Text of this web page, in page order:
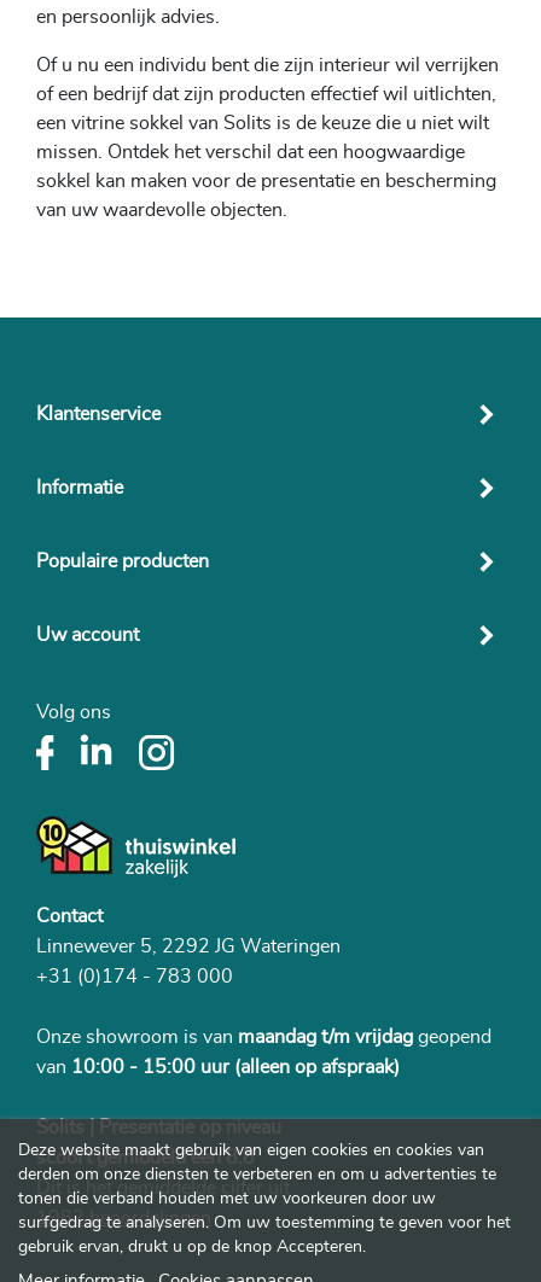
en persoonlijk advies.
Of u nu een individu bent die zijn interieur wil verrijken
of een bedrijf dat zijn producten effectief wil uitlichten,
een vitrine sokkel van Solits is de keuze die u niet wilt
missen. Ontdek het verschil dat een hoogwaardige
sokkel kan maken voor de presentatie en bescherming
van uw waardevolle objecten.
Klantenservice
Informatie
Populaire producten
Uw account
Volg ons
Contact
Linnewever 5, 2292 JG Wateringen
+31 (0)174 - 783 000
Onze showroom is van maandag t/m vrijdag geopend
van 10:00 - 15:00 uur (alleen op afspraak)
Solits | Presentatie op niveau
scoort gemiddeld een 8.8
Dit is het gemiddelde cijfer uit
1982 beoordelingen
Deze website maakt gebruik van eigen cookies en cookies van
derden om onze diensten te verbeteren en om u advertenties te
tonen die verband houden met uw voorkeuren door uw
surfgedrag te analyseren. Om uw toestemming te geven voor het
gebruik ervan, drukt u op de knop Accepteren.